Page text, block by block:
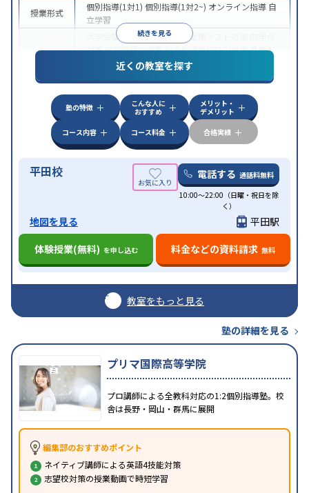
続きを見る
授業形式
個別指導(1対1) 個別指導(1対2~) オンライン指導 自
立学習
大学受験 医学部受験 授業・定期テスト対策
対策学習習慣の定着総合型選抜(旧AO)対策推薦入
学校別特化対策 国公立大対策
特徴
授業の振替可能オンライン対応1科目から受講可能
季節講習のみの受講可
近くの教室を探す
塾の特徴
こんな人に
おすすめ
メリット・
デメリット
コース内容
コース料金 合格実績
平田校 電話する 通話料無料
10:00～22:00（日曜・祝日を除
く）
地図を見る
平田駅
体験授業(無料) を申し込む 料金などの資料請求 無料
教室をもっと見る
塾の詳細を見る
プリマ国際高等学院
プロ講師による全教科対応の1:2個別指導塾。校
舎は長野・岡山・群馬に展開
編集部のおすすめポイント
ネイティブ講師による英語4技能対策
志望校対策の授業動画で時短学習